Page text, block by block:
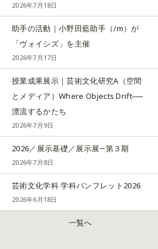
2026年7月18日
助手の活動｜小野田藍助手（/m）が
「ヴォイシズ」を主催
2026年7月17日
授業成果展示｜芸術文化研究A（空間
とメディア）Where Objects Drift──
漂流するかたち
2026年7月9日
2026／展示基礎／展示展―第３期
2026年7月8日
芸術文化学科 学科パンフレット2026
2026年6月18日
一覧へ